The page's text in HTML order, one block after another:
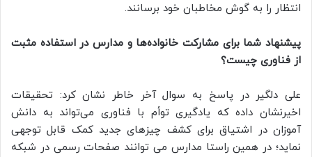
انتظار را به گوش مخاطبان خود برسانند.
پیشنهاد شما برای مشارکت خانواده‌ها و مدارس در استفاده مثبت
از فناوری چیست؟
علی دلگیر در پاسخ به سوال آخر خاطر نشان کرد: تحقیقات
اخیرنشان داده که یادگیری توأم با فناوری می‌تواند به دانش
آموزان در اشتیاق برای کشف چیزهای جدید کمک قابل توجهی
نماید؛ در همین راستا مدارس می توانند صفحات رسمی در شبکه